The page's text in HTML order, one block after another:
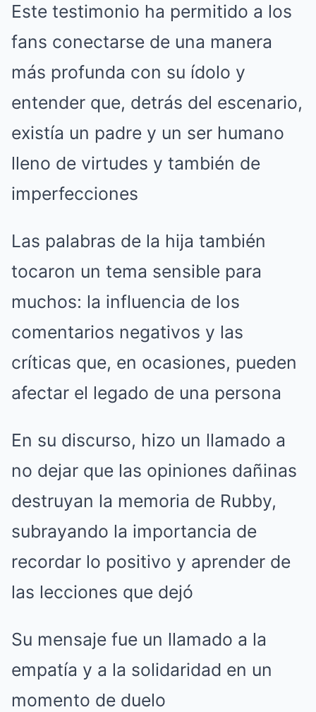
Este testimonio ha permitido a los
fans conectarse de una manera
más profunda con su ídolo y
entender que, detrás del escenario,
existía un padre y un ser humano
lleno de virtudes y también de
imperfecciones
Las palabras de la hija también
tocaron un tema sensible para
muchos: la influencia de los
comentarios negativos y las
críticas que, en ocasiones, pueden
afectar el legado de una persona
En su discurso, hizo un llamado a
no dejar que las opiniones dañinas
destruyan la memoria de Rubby,
subrayando la importancia de
recordar lo positivo y aprender de
las lecciones que dejó
Su mensaje fue un llamado a la
empatía y a la solidaridad en un
momento de duelo